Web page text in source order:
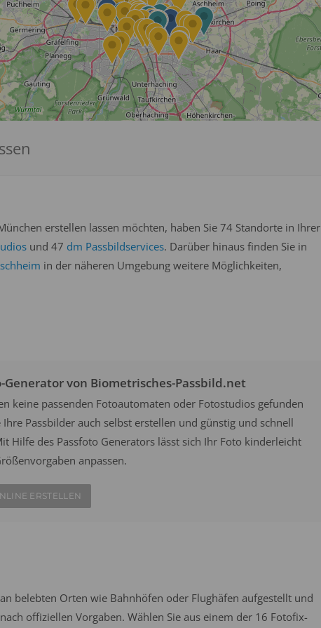
erstellen lassen möchten, haben Sie 74 Standorte in Ihrer
und 47 dm Passbildservices. Darüber hinaus finden Sie in
in der näheren Umgebung weitere Möglichkeiten,
Generator von Biometrisches-Passbild.net
keine passenden Fotoautomaten oder Fotostudios gefunden
Ihre Passbilder auch selbst erstellen und günstig und schnell
Hilfe des Passfoto Generators lässt sich Ihr Foto kinderleicht
anpassen.
ERSTELLEN
belebten Orten wie Bahnhöfen oder Flughäfen aufgestellt und
offiziellen Vorgaben. Wählen Sie aus einem der 16 Fotofix-